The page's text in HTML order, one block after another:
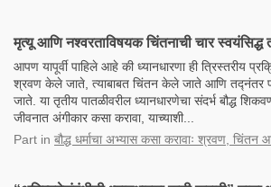
मृत्यू आणि नश्वरताविषयक चिंतनाची चार स्वयंसिद्ध
आपण यापूर्वी पाहिले आहे की ध्यानधारणा ही त्रिस्तरीय
श्रवण केले जाते, त्याबाबत चिंतन केले जाते आणि तद्नंतर
जाते. या तृतीय पातळीवरील ध्यानधारणेचा संदर्भ बौद्ध
जीवनात अंगीकार कसा करावा, याच्याशी...
Part in बौद्ध धर्माचा अभ्यास कसा करावाः श्रवण, चिंतन